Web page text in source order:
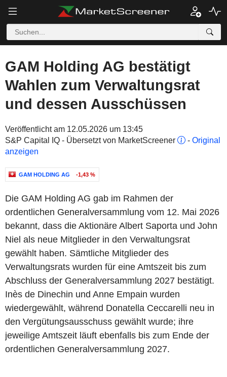
GAM Holding AG bestätigt
Wahlen zum Verwaltungsrat
und dessen Ausschüssen
Veröffentlicht am 12.05.2026 um 13:45
S&P Capital IQ - Übersetzt von MarketScreener
- Original
anzeigen
GAM HOLDING AG -1,43 %
Die GAM Holding AG gab im Rahmen der
ordentlichen Generalversammlung vom 12. Mai 2026
bekannt, dass die Aktionäre Albert Saporta und John
Niel als neue Mitglieder in den Verwaltungsrat
gewählt haben. Sämtliche Mitglieder des
Verwaltungsrats wurden für eine Amtszeit bis zum
Abschluss der Generalversammlung 2027 bestätigt.
Inès de Dinechin und Anne Empain wurden
wiedergewählt, während Donatella Ceccarelli neu in
den Vergütungsausschuss gewählt wurde; ihre
jeweilige Amtszeit läuft ebenfalls bis zum Ende der
ordentlichen Generalversammlung 2027.